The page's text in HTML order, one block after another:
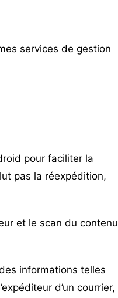
services de gestion
pour faciliter la
pas la réexpédition,
et le scan du contenu
informations telles
d’un courrier,